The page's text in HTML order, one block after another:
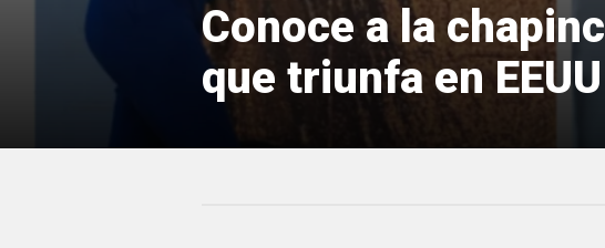
Conoce a la
que triunfa en EEUU